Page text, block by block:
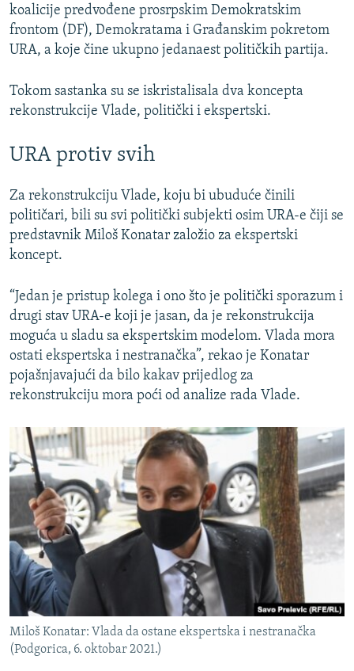
koalicije predvođene prosrpskim Demokratskim
frontom (DF), Demokratama i Građanskim pokretom
URA, a koje čine ukupno jedanaest političkih partija.
Tokom sastanka su se iskristalisala dva koncepta
rekonstrukcije Vlade, politički i ekspertski.
URA protiv svih
Za rekonstrukciju Vlade, koju bi ubuduće činili
političari, bili su svi politički subjekti osim URA-e čiji se
predstavnik Miloš Konatar založio za ekspertski
koncept.
“Jedan je pristup kolega i ono što je politički sporazum i
drugi stav URA-e koji je jasan, da je rekonstrukcija
moguća u sladu sa ekspertskim modelom. Vlada mora
ostati ekspertska i nestranačka”, rekao je Konatar
pojašnjavajući da bilo kakav prijedlog za
rekonstrukciju mora poći od analize rada Vlade.
Miloš Konatar: Vlada da ostane ekspertska i nestranačka
(Podgorica, 6. oktobar 2021.)